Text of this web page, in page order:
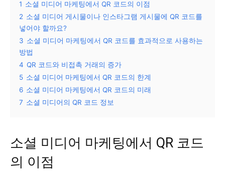
1 소셜 미디어 마케팅에서 QR 코드의 이점
2 소셜 미디어 게시물이나 인스타그램 게시물에 QR 코드를
넣어야 할까요?
3 소셜 미디어 마케팅에서 QR 코드를 효과적으로 사용하는
방법
4 QR 코드와 비접촉 거래의 증가
5 소셜 미디어 마케팅에서 QR 코드의 한계
6 소셜 미디어 마케팅에서 QR 코드의 미래
7 소셜 미디어의 QR 코드 정보
소셜 미디어 마케팅에서 QR 코드
의 이점